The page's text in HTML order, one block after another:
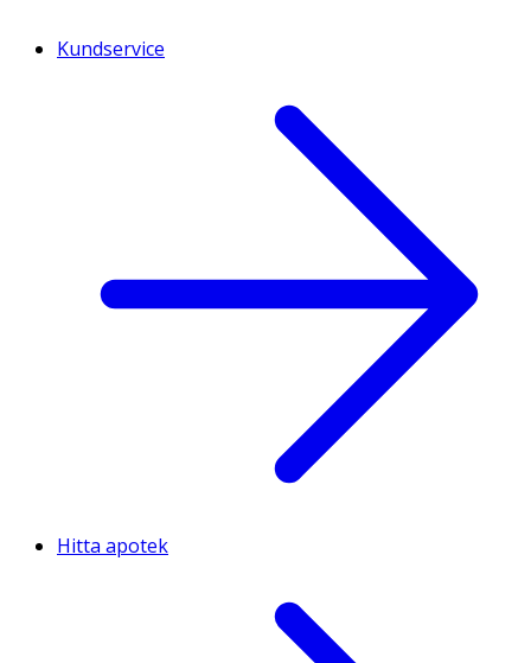
Kundservice
Hitta apotek